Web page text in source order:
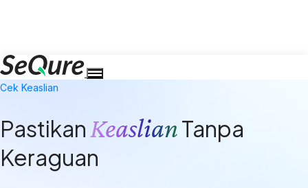
Cek Keaslian
PastikanKeaslianTanpa
Keraguan